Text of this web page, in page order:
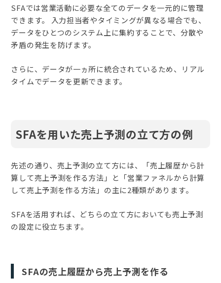
SFAでは営業活動に必要な全てのデータを一元的に管理
できます。 入力担当者やタイミングが異なる場合でも、
データをひとつのシステム上に集約することで、分散や
矛盾の発生を防げます。
さらに、データが一ヵ所に統合されているため、リアル
タイムでデータを更新できます。
SFAを用いた売上予測の立て方の例
先述の通り、売上予測の立て方には、「売上履歴から計
算して売上予測を作る方法」と「営業ファネルから計算
して売上予測を作る方法」の主に2種類があります。
SFAを活用すれば、どちらの立て方においても売上予測
の設定に役立ちます。
SFAの売上履歴から売上予測を作る